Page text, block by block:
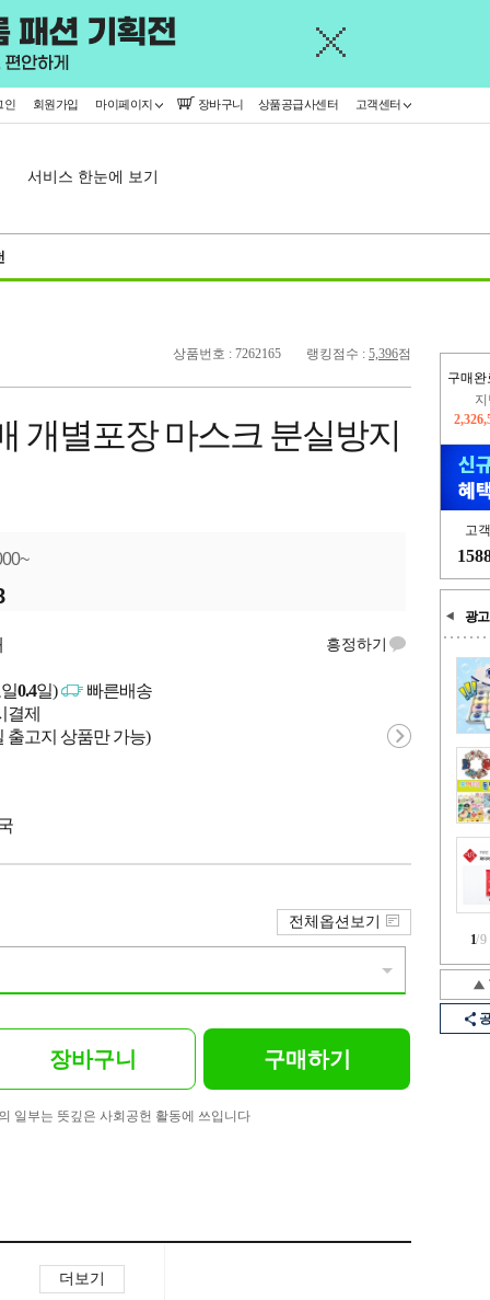
인 회원가입 마이페이지 장바구니 상품공급사센터 고객센터
서비스 한눈에 보기
구매완
고
광고
1/9
상품번호 : 7262165 랭킹점수 : 5,396점
개별포장 마스크 분실방지
흥정하기
0.4일)
빠른배송
결제
출고지 상품만 가능)
전체옵션보기
장바구니 구매하기
일부는 뜻깊은 사회공헌 활동에 쓰입니다
더보기